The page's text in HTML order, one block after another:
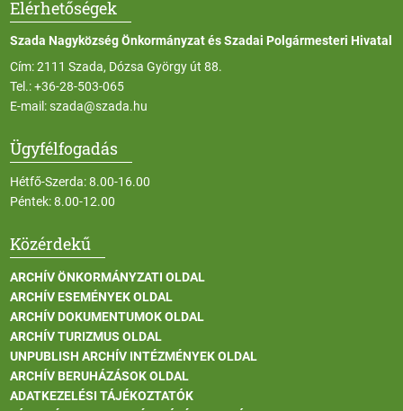
Elérhetőségek
Szada Nagyközség Önkormányzat és Szadai Polgármesteri Hivatal
Cím: 2111 Szada, Dózsa György út 88.
Tel.:+36-28-503-065
E-mail:szada@szada.hu
Ügyfélfogadás
Hétfő-Szerda: 8.00-16.00
Péntek: 8.00-12.00
Közérdekű
ARCHÍV ÖNKORMÁNYZATI OLDAL
ARCHÍV ESEMÉNYEK OLDAL
ARCHÍV DOKUMENTUMOK OLDAL
ARCHÍV TURIZMUS OLDAL
UNPUBLISH ARCHÍV INTÉZMÉNYEK OLDAL
ARCHÍV BERUHÁZÁSOK OLDAL
ADATKEZELÉSI TÁJÉKOZTATÓK